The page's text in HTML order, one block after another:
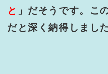
と 」だそうです。こ
だと深く納得しました